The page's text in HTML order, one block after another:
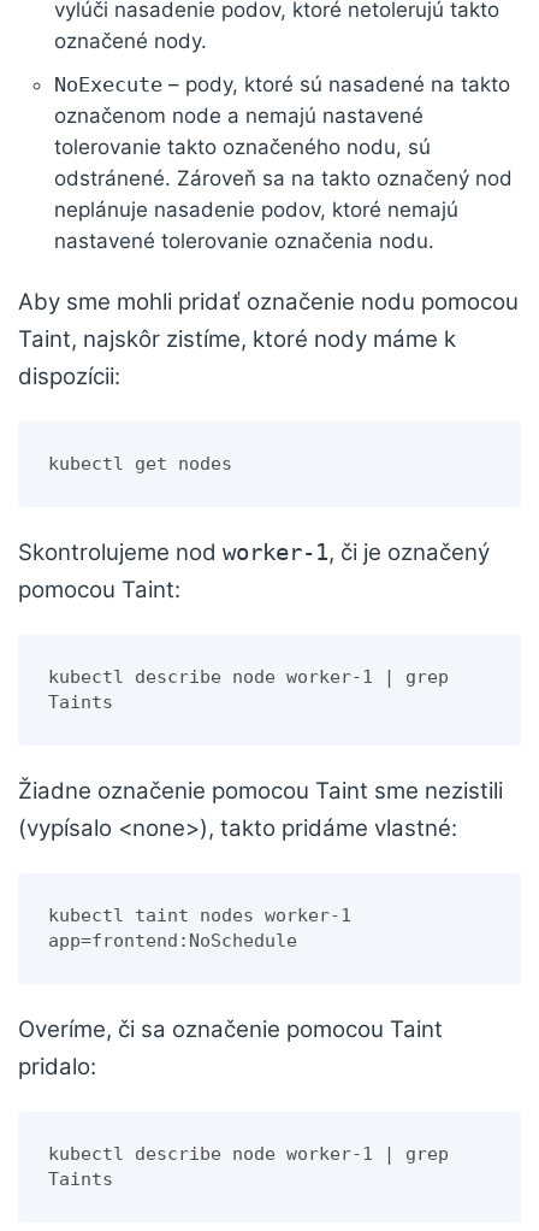
vylúči nasadenie podov, ktoré netolerujú takto
označené nody.
NoExecute – pody, ktoré sú nasadené na takto
označenom node a nemajú nastavené
tolerovanie takto označeného nodu, sú
odstránené. Zároveň sa na takto označený nod
neplánuje nasadenie podov, ktoré nemajú
nastavené tolerovanie označenia nodu.
Aby sme mohli pridať označenie nodu pomocou
Taint, najskôr zistíme, ktoré nody máme k
dispozícii:
kubectl get nodes
Skontrolujeme nod worker-1, či je označený
pomocou Taint:
kubectl describe node worker-1 | grep
Taints
Žiadne označenie pomocou Taint sme nezistili
(vypísalo <none>), takto pridáme vlastné:
kubectl taint nodes worker-1
app=frontend:NoSchedule
Overíme, či sa označenie pomocou Taint
pridalo:
kubectl describe node worker-1 | grep
Taints